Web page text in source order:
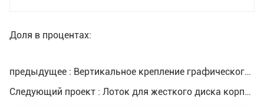
Доля в процентах:
предыдущее : Вертикальное крепление графического процессора Linkup
Следующий проект : Лоток для жесткого диска корпуса